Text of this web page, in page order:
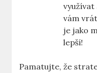
využívat
vám
je jako
lepší!
Pamatujte, že